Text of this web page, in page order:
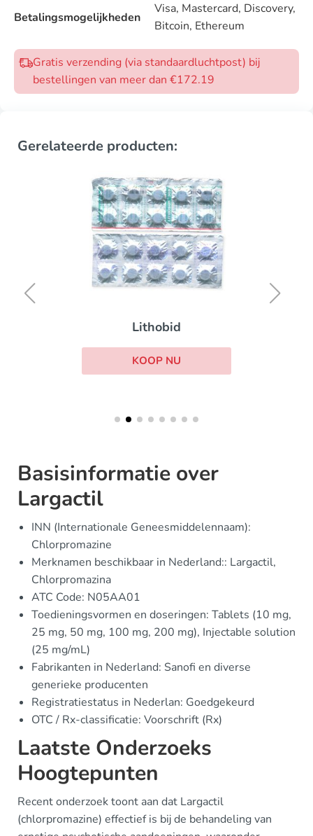
Betalingsmogelijkheden
Visa, Mastercard, Discovery,
Bitcoin, Ethereum
Gratis verzending (via standaardluchtpost) bij
bestellingen van meer dan €172.19
Gerelateerde producten:
Lithobid
KOOP NU
Basisinformatie over
Largactil
INN (Internationale Geneesmiddelennaam):
Chlorpromazine
Merknamen beschikbaar in Nederland:: Largactil,
Chlorpromazina
ATC Code: N05AA01
Toedieningsvormen en doseringen: Tablets (10 mg,
25 mg, 50 mg, 100 mg, 200 mg), Injectable solution
(25 mg/mL)
Fabrikanten in Nederland: Sanofi en diverse
generieke producenten
Registratiestatus in Nederlan: Goedgekeurd
OTC / Rx-classificatie: Voorschrift (Rx)
Laatste Onderzoeks
Hoogtepunten
Recent onderzoek toont aan dat Largactil
(chlorpromazine) effectief is bij de behandeling van